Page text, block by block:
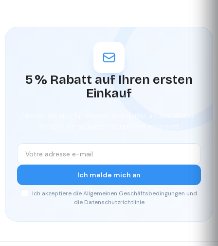
5 % Rabatt auf Ihren ersten
Einkauf
Ich melde mich an
Ich akzeptiere die Allgemeinen Geschäftsbedingungen und
die Datenschutzrichtlinie